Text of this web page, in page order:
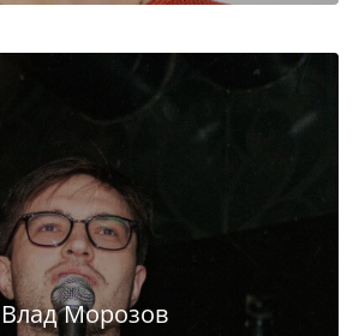
Влад Морозов